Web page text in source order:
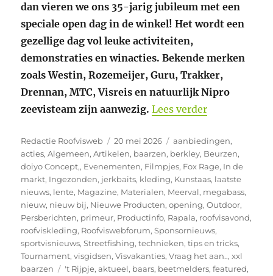
dan vieren we ons 35-jarig jubileum met een
speciale open dag in de winkel! Het wordt een
gezellige dag vol leuke activiteiten,
demonstraties en winacties. Bekende merken
zoals Westin, Rozemeijer, Guru, Trakker,
Drennan, MTC, Visreis en natuurlijk Nipro
zeevisteam zijn aanwezig. Lees verder“Zaterdag
Auteur
Redactie Roofvisweb
Geplaatst
op
20 mei 2026 Categorieën
aanbiedingen,
acties,Algemeen,Artikelen, baarzen, berkley, Beurzen,
doiyo Concept,, Evenementen, Filmpjes, Fox Rage, In de
markt, Ingezonden, jerkbaits, kleding, Kunstaas, laatste
nieuws, lente, Magazine, Materialen, Meerval, megabass,
nieuw, nieuw bij, Nieuwe Producten,opening,Outdoor,
Persberichten, primeur, Productinfo, Rapala, roofvisavond,
roofviskleding, Roofviswebforum,Sponsornieuws,
sportvisnieuws,Streetfishing,technieken,tips en tricks,
Tournament,visgidsen,Visvakanties,Vraag het aan..,xxl
baarzen
Tags
't Rijpje,aktueel, baars, beetmelders,featured,